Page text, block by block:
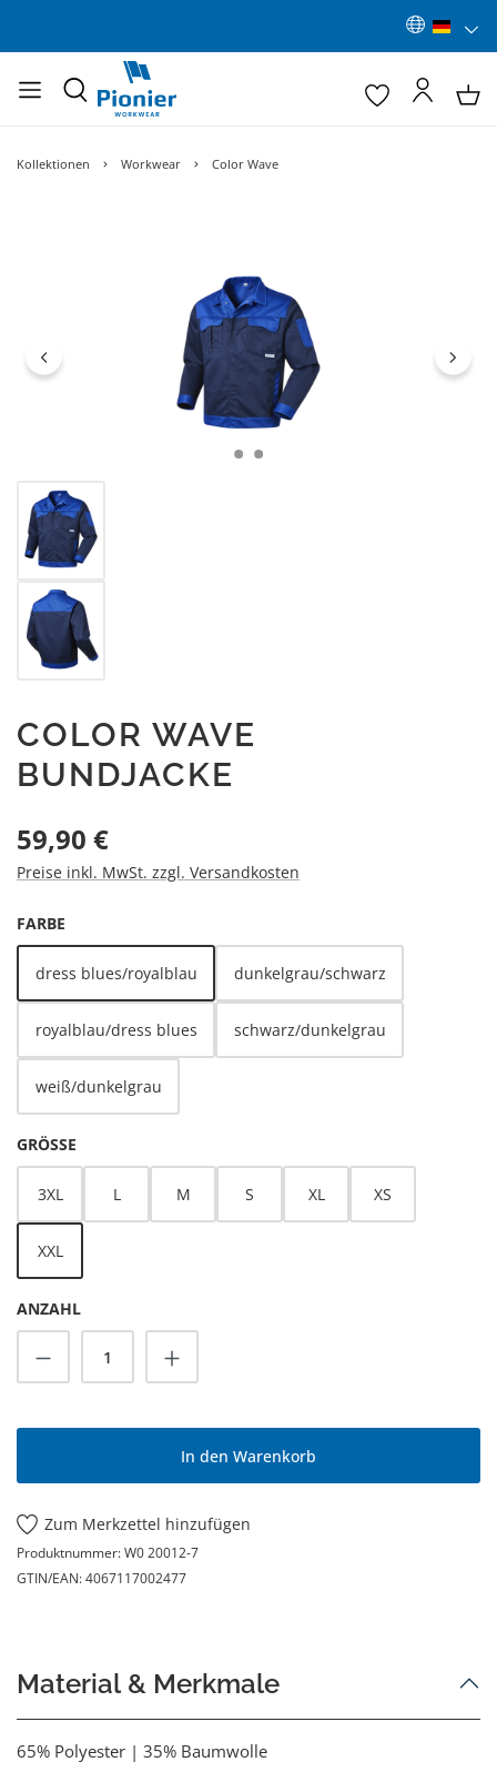
Kollektionen Workwear Color Wave
COLOR WAVE
BUNDJACKE
Regulärer Preis:
59,90 €
Preise inkl. MwSt. zzgl. Versandkosten
FARBE
dress blues/royalblau dunkelgrau/schwarz
royalblau/dress blues schwarz/dunkelgrau
weiß/dunkelgrau
GRÖSSE
3XL L M S XL XS
XXL
ANZAHL
Produkt Anzahl: Gib den gewünschten
In den Warenkorb
Zum Merkzettel hinzufügen
Produktnummer:W0 20012-7
GTIN/EAN:4067117002477
Material & Merkmale
65% Polyester | 35% Baumwolle